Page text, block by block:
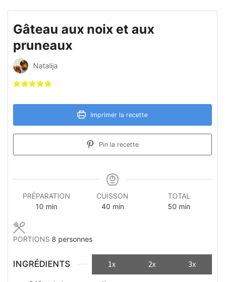
Gâteau aux noix et aux
pruneaux
Natalija
Imprimer la recette
Pin la recette
PRÉPARATION
10minutes
min
CUISSON
40minutes
min
TOTAL
50minutes
min
PORTIONS 8 personnes
INGRÉDIENTS 1x 2x 3x